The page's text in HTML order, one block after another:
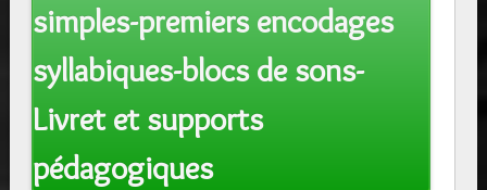
simples-premiers encodages
syllabiques-blocs de sons-
Livret et supports
pédagogiques